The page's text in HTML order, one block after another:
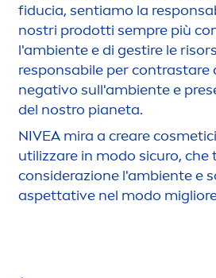
fiducia, sentiamo la
nostri prodotti sempre più
l'ambiente e di gestire le
responsabile per
negativo sull'ambiente e
del nostro pianeta.
NIVEA mira a creare
utilizzare in modo sicuro, che
considerazione l'ambiente e
aspettative nel modo